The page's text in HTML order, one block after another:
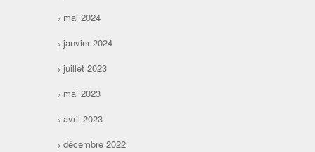
mai 2024
janvier 2024
juillet 2023
mai 2023
avril 2023
décembre 2022